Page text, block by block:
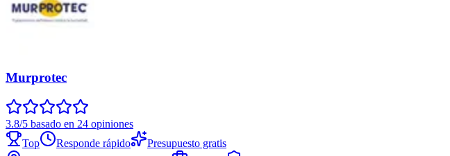
Murprotec
3.8/5 basado en 24 opiniones
Top
Responde rápido
Presupuesto gratis